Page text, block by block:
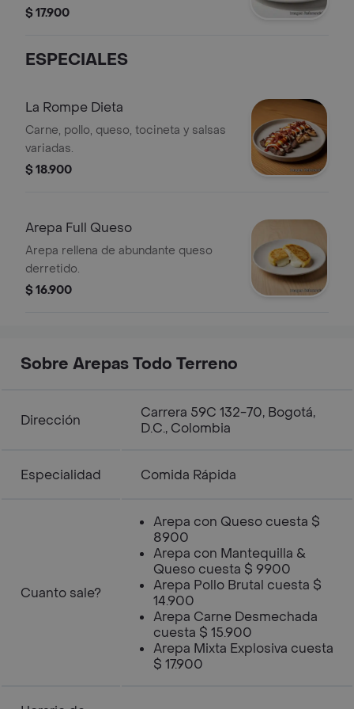
$ 17.900
ESPECIALES
La Rompe Dieta
Carne, pollo, queso, tocineta y salsas
variadas.
$ 18.900
Arepa Full Queso
Arepa rellena de abundante queso
derretido.
$ 16.900
Sobre Arepas Todo Terreno
Dirección
Carrera 59C 132-70, Bogotá,
D.C., Colombia
Especialidad Comida Rápida
Cuanto sale?
Arepa con Queso cuesta $
8900
Arepa con Mantequilla &
Queso cuesta $ 9900
Arepa Pollo Brutal cuesta $
14.900
Arepa Carne Desmechada
cuesta $ 15.900
Arepa Mixta Explosiva cuesta
$ 17.900